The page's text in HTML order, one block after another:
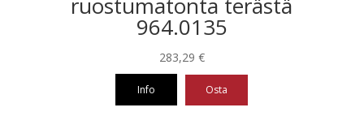
ruostumatonta terästä
964.0135
283,29 €
Info Osta